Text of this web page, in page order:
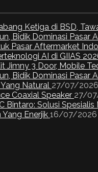
Ketiga di BSD,
Bidik Dominasi
Pasar Aftermarket
AI di GIIAS
3 Door, Mobile
Bidik Dominasi
Natural 27/07/2026
Coaxial Speaker 27/
Bintaro: Solusi
Enerjik 16/07/2026